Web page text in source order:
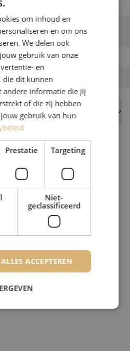
glasvezel, 150x2.0mm, rol
oranje
om inhoud en
en om ons
We delen ook
gebruik van onze
en
die dit kunnen
andere informatie die jij
of die zij hebben
gebruik van hun
Prestatie Targeting
Niet-
geclassificeerd
ALLES ACCEPTEREN